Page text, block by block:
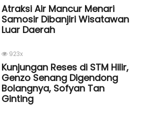
Atraksi Air Mancur Menari
Samosir Dibanjiri Wisatawan
Luar Daerah
923x
Kunjungan Reses di STM Hilir,
Genzo Senang Digendong
Bolangnya, Sofyan Tan
Ginting